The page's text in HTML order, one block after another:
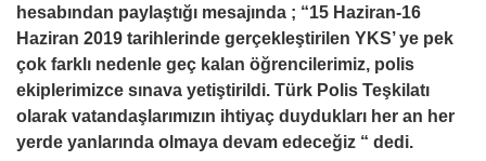
hesabından paylaştığı mesajında ; “15 Haziran-16
Haziran 2019 tarihlerinde gerçekleştirilen YKS’ ye pek
çok farklı nedenle geç kalan öğrencilerimiz, polis
ekiplerimizce sınava yetiştirildi. Türk Polis Teşkilatı
olarak vatandaşlarımızın ihtiyaç duydukları her an her
yerde yanlarında olmaya devam edeceğiz “ dedi.